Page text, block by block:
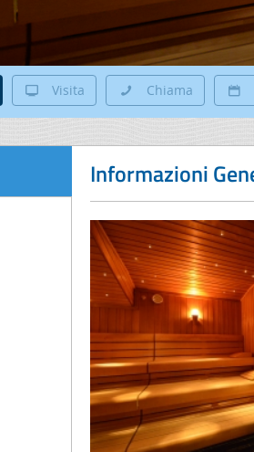
Visita Chiama
Informazioni